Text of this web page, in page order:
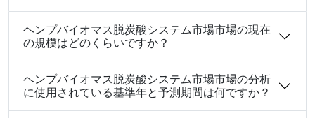
ヘンプバイオマス脱炭酸システム市場市場の現在
の規模はどのくらいですか？
ヘンプバイオマス脱炭酸システム市場市場の分析
に使用されている基準年と予測期間は何ですか？